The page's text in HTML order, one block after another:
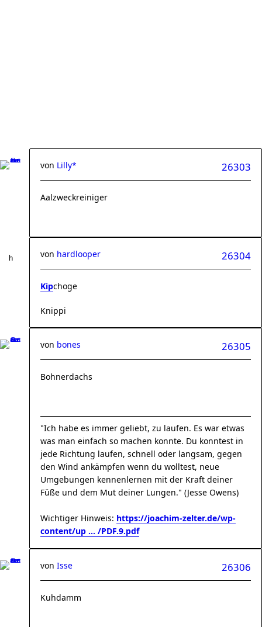
26303
von Lilly*
Aalzweckreiniger
26304
von hardlooper
Kipchoge
Knippi
26305
von bones
Bohnerdachs
"Ich habe es immer geliebt, zu laufen. Es war etwas
was man einfach so machen konnte. Du konntest in
jede Richtung laufen, schnell oder langsam, gegen
den Wind ankämpfen wenn du wolltest, neue
Umgebungen kennenlernen mit der Kraft deiner
Füße und dem Mut deiner Lungen." (Jesse Owens)
Wichtiger Hinweis: https://joachim-zelter.de/wp-
content/up ... /PDF.9.pdf
26306
von Isse
Kuhdamm